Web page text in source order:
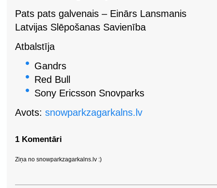
Pats pats galvenais – Einārs Lansmanis
Latvijas Slēpošanas Savienība
Atbalstīja
Gandrs
Red Bull
Sony Ericsson Snovparks
Avots: snowparkzagarkalns.lv
1 Komentāri
Ziņa no snowparkzagarkalns.lv :)